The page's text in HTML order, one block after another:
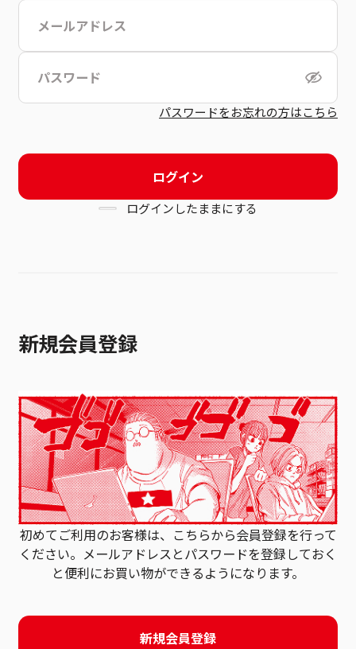
こちら
パスワードをお忘れの方はこちら
ログイン
ログインしたままにする
新規会員登録
初めてご利用のお客様は、こちらから会員登録を行って
ください。 メールアドレスとパスワードを登録しておく
と便利にお買い物ができるようになります。
新規会員登録